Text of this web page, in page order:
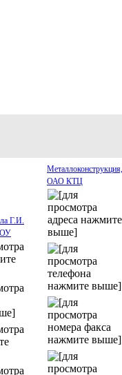
Г.И.
Металлоконструкция,
ОАО КТЦ